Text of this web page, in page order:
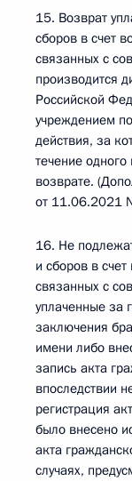
15. Возврат
сборов в счет
связанных с
производится
Российской
учреждением
действия, за
течение
возврате.
от 11.06.2021
16. Не
и сборов в
связанных с
уплаченные за
заключения
имени либо
запись акта
впоследствии
регистрация
было внесено
акта
случаях,